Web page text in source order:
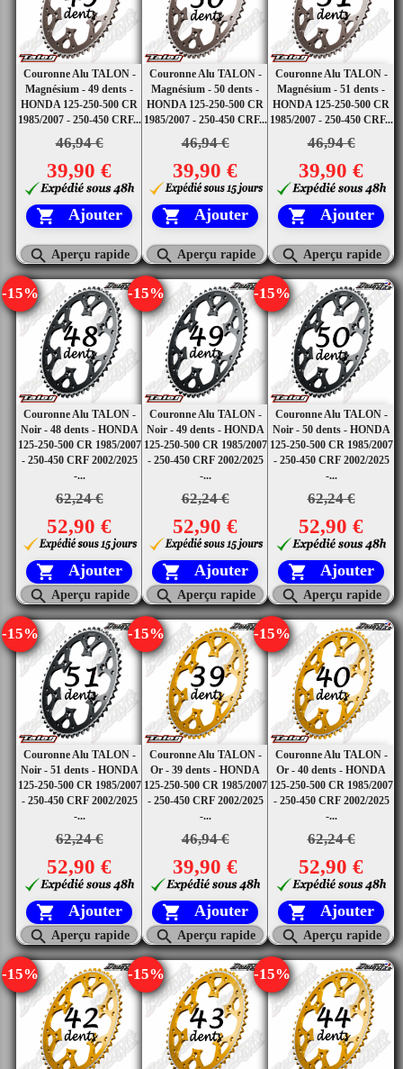
Couronne Alu TALON -
Magnésium - 49 dents -
HONDA 125-250-500 CR
1985/2007 - 250-450 CRF...
46,94 €
39,90 €
 Ajouter
 Aperçu rapide
Couronne Alu TALON -
Magnésium - 50 dents -
HONDA 125-250-500 CR
1985/2007 - 250-450 CRF...
46,94 €
39,90 €
 Ajouter
 Aperçu rapide
Couronne Alu TALON -
Magnésium - 51 dents -
HONDA 125-250-500 CR
1985/2007 - 250-450 CRF...
46,94 €
39,90 €
 Ajouter
 Aperçu rapide
Couronne Alu TALON -
Noir - 48 dents - HONDA
125-250-500 CR 1985/2007
- 250-450 CRF 2002/2025
-...
62,24 €
-15%
52,90 €
 Ajouter
 Aperçu rapide
Couronne Alu TALON -
Noir - 49 dents - HONDA
125-250-500 CR 1985/2007
- 250-450 CRF 2002/2025
-...
62,24 €
-15%
52,90 €
 Ajouter
 Aperçu rapide
Couronne Alu TALON -
Noir - 50 dents - HONDA
125-250-500 CR 1985/2007
- 250-450 CRF 2002/2025
-...
62,24 €
-15%
52,90 €
 Ajouter
 Aperçu rapide
Couronne Alu TALON -
Noir - 51 dents - HONDA
125-250-500 CR 1985/2007
- 250-450 CRF 2002/2025
-...
62,24 €
-15%
52,90 €
 Ajouter
 Aperçu rapide
Couronne Alu TALON -
Or - 39 dents - HONDA
125-250-500 CR 1985/2007
- 250-450 CRF 2002/2025
-...
46,94 €
-15%
39,90 €
 Ajouter
 Aperçu rapide
Couronne Alu TALON -
Or - 40 dents - HONDA
125-250-500 CR 1985/2007
- 250-450 CRF 2002/2025
-...
62,24 €
-15%
52,90 €
 Ajouter
 Aperçu rapide
-15% -15% -15%